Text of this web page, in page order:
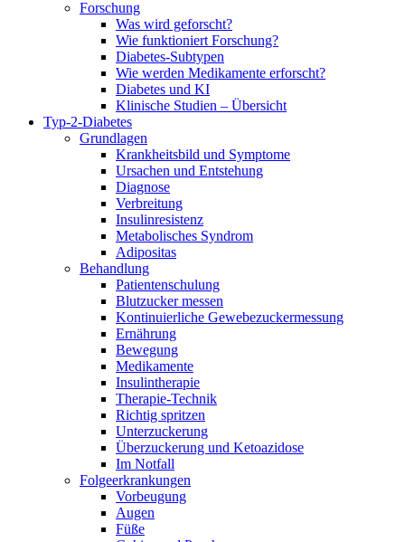
Forschung
Was wird geforscht?
Wie funktioniert Forschung?
Diabetes-Subtypen
Wie werden Medikamente erforscht?
Diabetes und KI
Klinische Studien – Übersicht
Typ-2-Diabetes
Grundlagen
Krankheitsbild und Symptome
Ursachen und Entstehung
Diagnose
Verbreitung
Insulinresistenz
Metabolisches Syndrom
Adipositas
Behandlung
Patientenschulung
Blutzucker messen
Kontinuierliche Gewebezuckermessung
Ernährung
Bewegung
Medikamente
Insulintherapie
Therapie-Technik
Richtig spritzen
Unterzuckerung
Überzuckerung und Ketoazidose
Im Notfall
Folgeerkrankungen
Vorbeugung
Augen
Füße